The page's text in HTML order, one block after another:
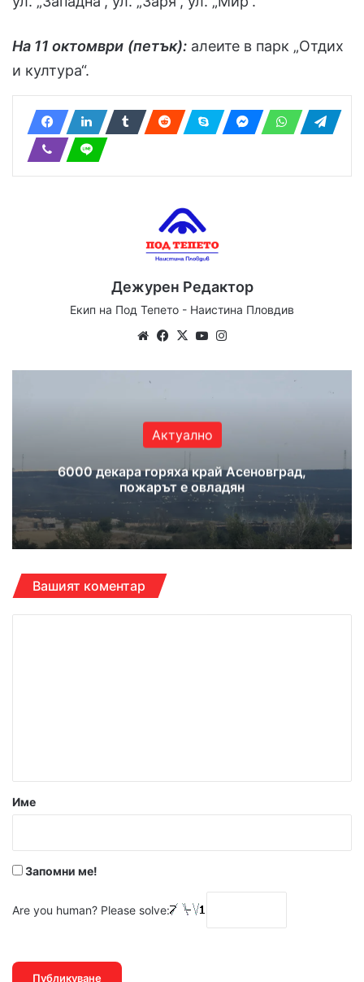
На 11 октомври (петък): алеите в парк „Отдих
и култура“.
Дежурен Редактор
Екип на Под Тепето - Наистина Пловдив
WebsiteFacebook
X YouTube
Актуално
6000 декара горяха край Асеновград,
пожарът е овладян
Вашият коментар
р
Име
Запомни ме!
Are you human? Please solve: